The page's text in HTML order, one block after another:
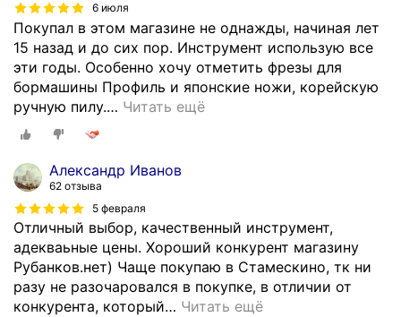
6 июля
Покупал в этом магазине не однажды, начиная лет
15 назад и до сих пор. Инструмент использую все
эти годы. Особенно хочу отметить фрезы для
бормашины Профиль и японские ножи, корейскую
ручную пилу.… Читать ещё
Александр Иванов
62 отзыва
5 февраля
Отличный выбор, качественный инструмент,
адекваьные цены. Хороший конкурент магазину
Рубанков.нет) Чаще покупаю в Стамескино, тк ни
разу не разочаровался в покупке, в отличии от
конкурента, который… Читать ещё